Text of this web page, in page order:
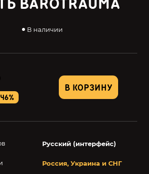
BAROTRAUMA
В наличии
В КОРЗИНУ
Русский (интерфейс)
Россия, Украина и СНГ